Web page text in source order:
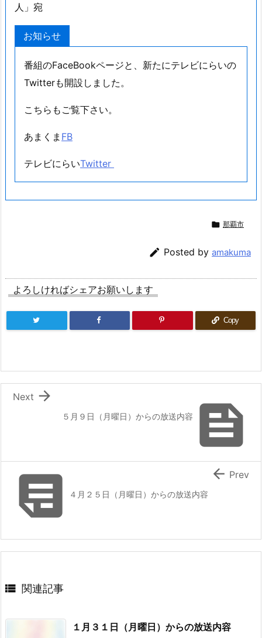
人」宛
お知らせ
番組のFaceBookページと、新たにテレビにらいの
Twitterも開設しました。
こちらもご覧下さい。
あまくま FB
テレビにらいTwitter
 那覇市
 Posted by amakuma
よろしければシェアお願いします
Copy

５月９日（月曜日）からの放送内容

Next
 ４月２５日（月曜日）からの放送内容
 Prev
 関連記事
１月３１日（月曜日）からの放送内容